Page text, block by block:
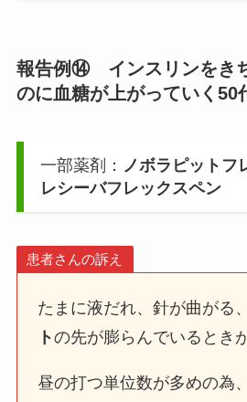
報告例⑭ インスリンをき
のに血糖が上がっていく50
一部薬剤： ノボラピットフ
レシーバフレックスペン
患者さんの訴え
たまに液だれ、針が曲がる、
トの先が膨らんでいるとき
昼の打つ単位数が多めの為